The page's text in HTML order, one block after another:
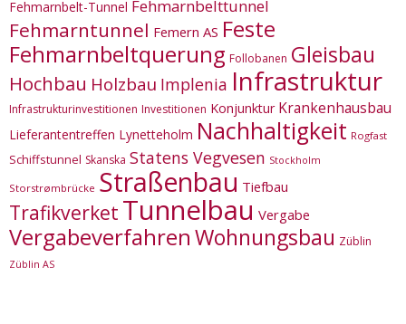
Fehmarnbelt-Tunnel Fehmarnbelttunnel
Fehmarntunnel Femern AS Feste
Fehmarnbeltquerung Follobanen Gleisbau
Hochbau Holzbau Implenia Infrastruktur
Infrastrukturinvestitionen Investitionen Konjunktur Krankenhausbau
Lieferantentreffen Lynetteholm Nachhaltigkeit Rogfast
Schiffstunnel Skanska Statens Vegvesen Stockholm
Storstrømbrücke Straßenbau Tiefbau
Trafikverket Tunnelbau Vergabe
VergabeverfahrenWohnungsbau Züblin
Züblin AS